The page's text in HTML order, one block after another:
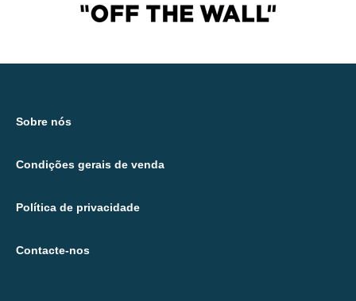
Sobre nós
Condições gerais de venda
Política de privacidade
Contacte-nos